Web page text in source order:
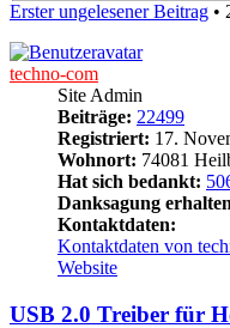
Erster ungelesener Beitrag •
techno-com
Site Admin
Beiträge: 22499
Registriert: 17.
Wohnort: 74081
Hat sich bedankt:
Danksagung
Kontaktdaten:
Kontaktdaten von
Website
USB 2.0 Treiber für